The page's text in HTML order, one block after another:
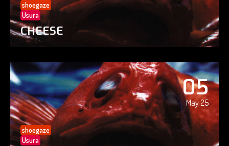
shoegaze
Usura
CHEESE
05
May 25
shoegaze
Usura